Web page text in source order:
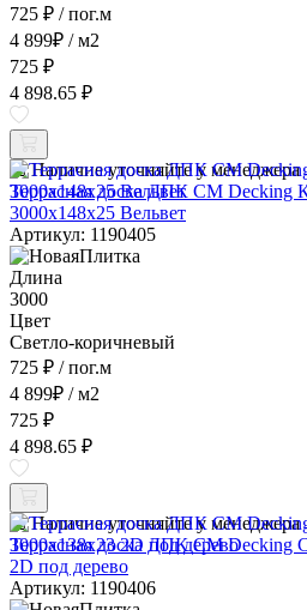
725 ₽ / пог.м
4 899₽ / м2
725 ₽
4 898.65 ₽
Наличие уточняйте у менеджера
Террасная доска ДПК CM Decking
3000x148x25 Вельвет
Артикул: 1190405
Длина
3000
Цвет
Светло-коричневый
725 ₽ / пог.м
4 899₽ / м2
725 ₽
4 898.65 ₽
Наличие уточняйте у менеджера
Террасная доска ДПК CM Decking
2D под дерево
Артикул: 1190406